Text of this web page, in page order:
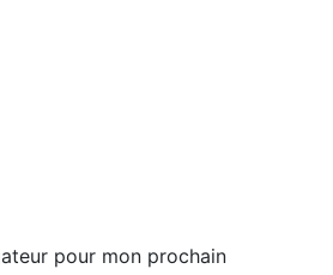
pour mon prochain